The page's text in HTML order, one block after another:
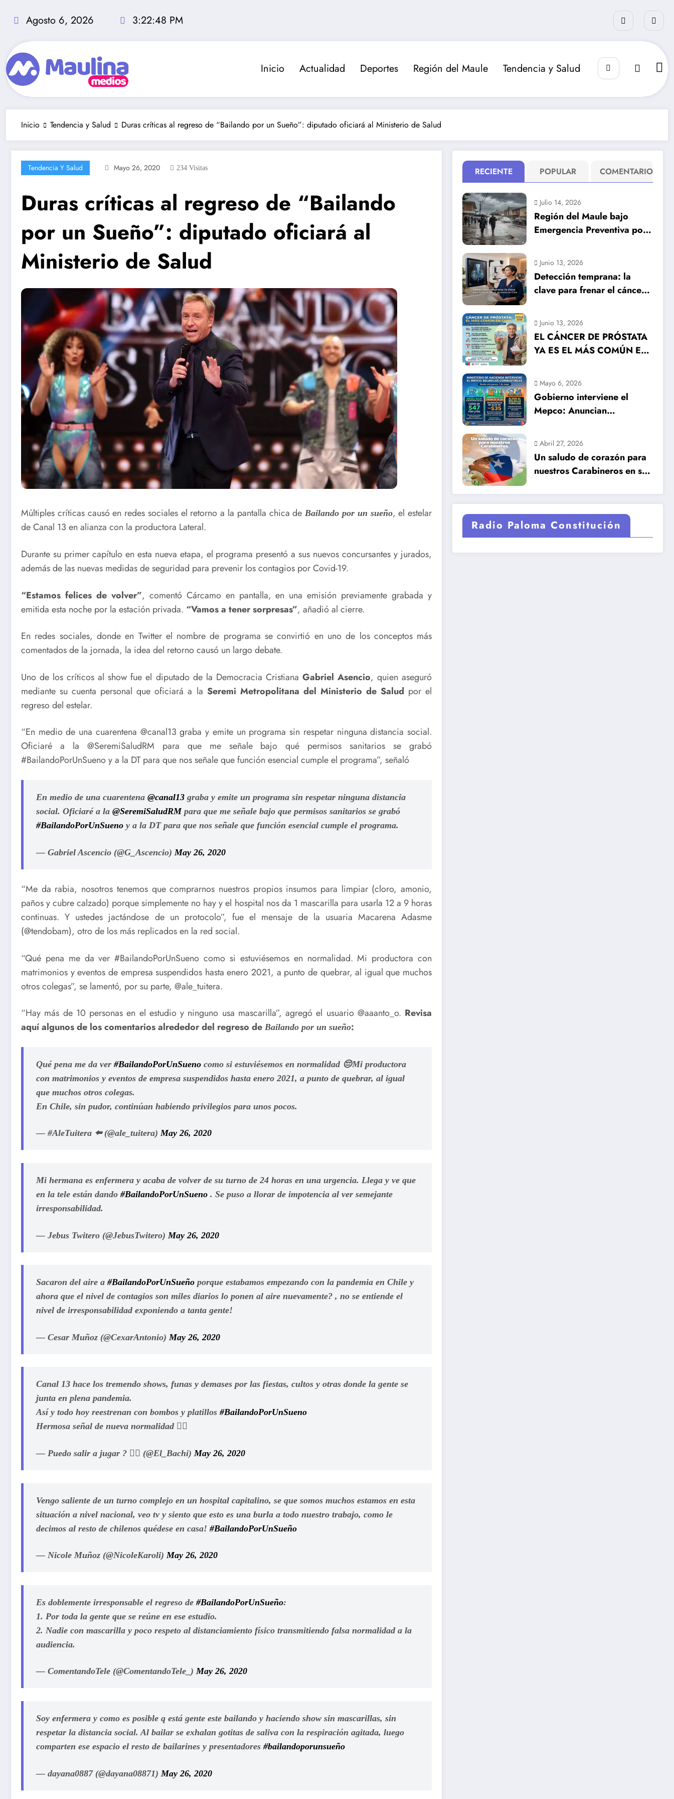
Agosto 6, 2026 3:22:49 PM
Inicio Actualidad Deportes Región del Maule Tendencia y Salud
Inicio Tendencia y Salud Duras críticas al regreso de “Bailando por un Sueño”: diputado oficiará al Ministerio de Salud
Tendencia Y Salud Mayo 26, 2020 234 Visitas
Duras críticas al regreso de “Bailando
por un Sueño”: diputado oficiará al
Ministerio de Salud
Múltiples críticas causó en redes sociales el retorno a la pantalla chica deBailando por un sueño, el estelar
de Canal 13 en alianza con la productora Lateral.
Durante su primer capítulo en esta nueva etapa, el programa presentó a sus nuevos concursantes y jurados,
además de las nuevas medidas de seguridad para prevenir los contagios por Covid-19.
“Estamos felices de volver”, comentó Cárcamo en pantalla, en una emisión previamente grabada y
emitida esta noche por la estación privada. “Vamos a tener sorpresas”, añadió al cierre.
En redes sociales, donde en Twitter el nombre de programa se convirtió en uno de los conceptos más
comentados de la jornada, la idea del retorno causó un largo debate.
Uno de los críticos al show fue el diputado de la Democracia Cristiana Gabriel Asencio, quien aseguró
mediante su cuenta personal que oficiará a la Seremi Metropolitana del Ministerio de Salud por el
regreso del estelar.
“En medio de una cuarentena @canal13 graba y emite un programa sin respetar ninguna distancia social.
Oficiaré a la @SeremiSaludRM para que me señale bajo qué permisos sanitarios se grabó
#BailandoPorUnSueno y a la DT para que nos señale que función esencial cumple el programa”, señaló
En medio de una cuarentena @canal13 graba y emite un programa sin respetar ninguna distancia
social. Oficiaré a la @SeremiSaludRMpara que me señale bajo que permisos sanitarios se grabó
#BailandoPorUnSueno y a la DT para que nos señale que función esencial cumple el programa.
— Gabriel Ascencio (@G_Ascencio) May 26, 2020
“Me da rabia, nosotros tenemos que comprarnos nuestros propios insumos para limpiar (cloro, amonio,
paños y cubre calzado) porque simplemente no hay y el hospital nos da 1 mascarilla para usarla 12 a 9 horas
continuas. Y ustedes jactándose de un protocolo”, fue el mensaje de la usuaria Macarena Adasme
(@tendobam), otro de los más replicados en la red social.
“Qué pena me da ver #BailandoPorUnSueno como si estuviésemos en normalidad. Mi productora con
matrimonios y eventos de empresa suspendidos hasta enero 2021, a punto de quebrar, al igual que muchos
otros colegas”, se lamentó, por su parte, @ale_tuitera.
“Hay más de 10 personas en el estudio y ninguno usa mascarilla”, agregó el usuario @aaanto_o. Revisa
aquí algunos de los comentarios alrededor del regreso de Bailando por un sueño:
Qué pena me da ver #BailandoPorUnSueno como si estuviésemos en normalidad 😔Mi productora
con matrimonios y eventos de empresa suspendidos hasta enero 2021, a punto de quebrar, al igual
que muchos otros colegas.
En Chile, sin pudor, continúan habiendo privilegios para unos pocos.
— #AleTuitera ⬅️ (@ale_tuitera)May 26, 2020
Mi hermana es enfermera y acaba de volver de su turno de 24 horas en una urgencia. Llega y ve que
en la tele están dando #BailandoPorUnSueno . Se puso a llorar de impotencia al ver semejante
irresponsabilidad.
— Jebus Twitero (@JebusTwitero) May 26, 2020
Sacaron del aire a #BailandoPorUnSueño porque estabamos empezando con la pandemia en Chile y
ahora que el nivel de contagios son miles diarios lo ponen al aire nuevamente? , no se entiende el
nivel de irresponsabilidad exponiendo a tanta gente!
— Cesar Muñoz (@CexarAntonio) May 26, 2020
Canal 13 hace los tremendo shows, funas y demases por las fiestas, cultos y otras donde la gente se
junta en plena pandemia.
Así y todo hoy reestrenan con bombos y platillos #BailandoPorUnSueno
Hermosa señal de nueva normalidad 🤦‍♂️
— Puedo salir a jugar ? 🤸‍♂️ (@El_Bachi)May 26, 2020
Vengo saliente de un turno complejo en un hospital capitalino, se que somos muchos estamos en esta
situación a nivel nacional, veo tv y siento que esto es una burla a todo nuestro trabajo, como le
decimos al resto de chilenos quédese en casa! #BailandoPorUnSueño
— Nicole Muñoz (@NicoleKaroli)May 26, 2020
Es doblemente irresponsable el regreso de #BailandoPorUnSueño:
1. Por toda la gente que se reúne en ese estudio.
2. Nadie con mascarilla y poco respeto al distanciamiento físico transmitiendo falsa normalidad a la
audiencia.
— ComentandoTele (@ComentandoTele_)May 26, 2020
Soy enfermera y como es posible q está gente este bailando y haciendo show sin mascarillas, sin
respetar la distancia social. Al bailar se exhalan gotitas de saliva con la respiración agitada, luego
comparten ese espacio el resto de bailarines y presentadores #bailandoporunsueño
— dayana0887 (@dayana08871) May 26, 2020
RECIENTE POPULAR COMENTARIO
Julio 14, 2026
Región del Maule bajo
Emergencia Preventiva por
histórico
Junio 13, 2026
Detección temprana: la
clave para frenar el cáncer
Junio 13, 2026
EL CÁNCER DE PRÓSTATA
YA ES EL MÁS COMÚN EN
DETECCIÓN TEMPRANA
SALVA VIDAS
Mayo 6, 2026
Gobierno interviene el
Mepco: Anuncian
precio de los combustibles
Abril 27, 2026
Un saludo de corazón para
nuestros Carabineros en su
Radio Paloma Constitución